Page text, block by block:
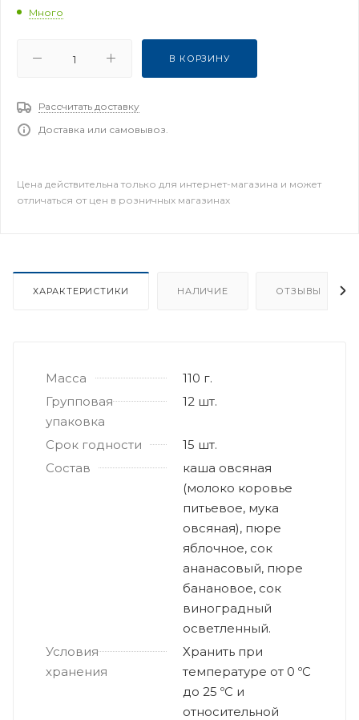
Много
В КОРЗИНУ
Рассчитать доставку
Доставка или самовывоз.
Цена действительна только для интернет-магазина и может
отличаться от цен в розничных магазинах
ХАРАКТЕРИСТИКИ НАЛИЧИЕ ОТЗЫВЫ
Масса
110 г.
Групповая
упаковка
12 шт.
Срок годности
15 шт.
Состав
каша овсяная
(молоко коровье
питьевое, мука
овсяная), пюре
яблочное, сок
ананасовый, пюре
банановое, сок
виноградный
осветленный.
Условия
хранения
Хранить при
температуре от 0 ºС
до 25 ºС и
относительной